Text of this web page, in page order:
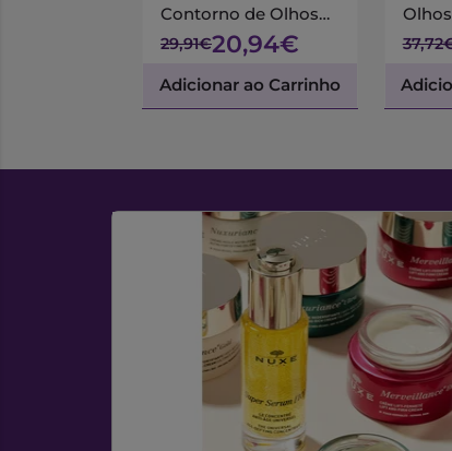
Contorno de Olhos
15ml
29,91€20,94€
Adicionar ao Carrinho